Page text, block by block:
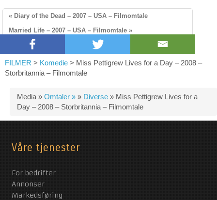
« Diary of the Dead – 2007 – USA – Filmomtale
Married Life – 2007 – USA – Filmomtale »
FILMER > Komedie > Miss Pettigrew Lives for a Day – 2008 –
Storbritannia – Filmomtale
Media » Omtaler » » Diverse » Miss Pettigrew Lives for a
Day – 2008 – Storbritannia – Filmomtale
Våre tjenester
For bedrifter
Annonser
Markedsføring